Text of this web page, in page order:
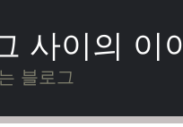
사이의 이
블로그